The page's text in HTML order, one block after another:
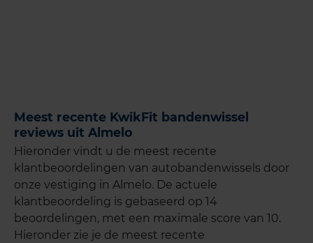
Meest recente KwikFit bandenwissel
reviews uit Almelo
Hieronder vindt u de meest recente
klantbeoordelingen van autobandenwissels door
onze vestiging in Almelo. De actuele
klantbeoordeling is gebaseerd op 14
beoordelingen, met een maximale score van 10.
Hieronder zie je de meest recente